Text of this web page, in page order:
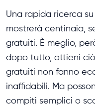
Una rapida ricerca
mostrerà centinaia,
gratuiti. È meglio,
dopo tutto, ottieni
gratuiti non fanno
inaffidabili. Ma
compiti semplici o